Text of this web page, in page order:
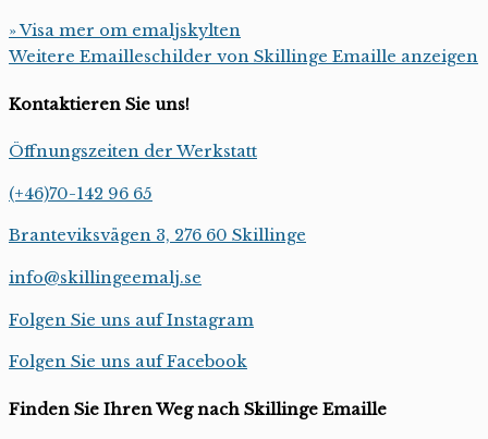
» Visa mer om emaljskylten
Weitere Emailleschilder von Skillinge Emaille anzeigen
Kontaktieren Sie uns!
Öffnungszeiten der Werkstatt
(+46)70-142 96 65
Branteviksvägen 3, 276 60 Skillinge
info@skillingeemalj.se
Folgen Sie uns auf Instagram
Folgen Sie uns auf Facebook
Finden Sie Ihren Weg nach Skillinge Emaille